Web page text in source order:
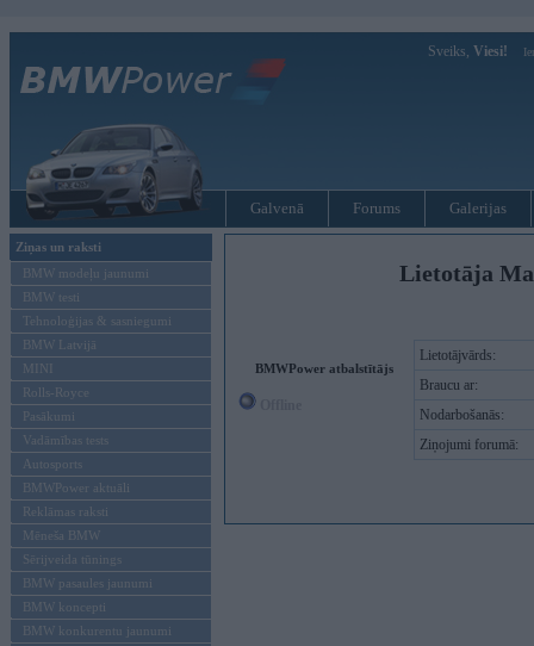
Sveiks, Viesi!
Galvenā Forums Galerijas
Ziņas un raksti
BMW modeļu jaunumi
BMW testi
Tehnoloģijas & sasniegumi
BMW Latvijā
MINI
Rolls-Royce
Pasākumi
Vadāmības tests
Autosports
BMWPower aktuāli
Reklāmas raksti
Mēneša BMW
Sērijveida tūnings
BMW pasaules jaunumi
BMW koncepti
BMW konkurentu jaunumi
Lietotāja
BMWPower atbalstītājs
Lietotājvārds:
Braucu ar:
Nodarbošanās:
Ziņojumi forumā: